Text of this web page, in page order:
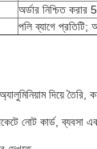
অর্ডার নিশ্চিত করার
পলি ব্যাগে প্রতিটি;
দিয়ে তৈরি,
নোট কার্ড, ব্যবসা